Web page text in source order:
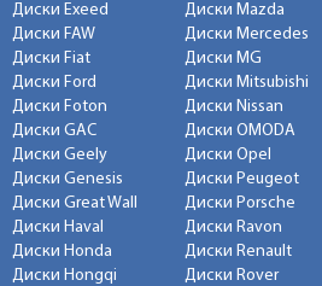
Диски Exeed
Диски FAW
Диски Fiat
Диски Ford
Диски Foton
Диски GAC
Диски Geely
Диски Genesis
Диски Great Wall
Диски Haval
Диски Honda
Диски Hongqi
Диски Mazda
Диски Mercedes
Диски MG
Диски Mitsubishi
Диски Nissan
Диски OMODA
Диски Opel
Диски Peugeot
Диски Porsche
Диски Ravon
Диски Renault
Диски Rover